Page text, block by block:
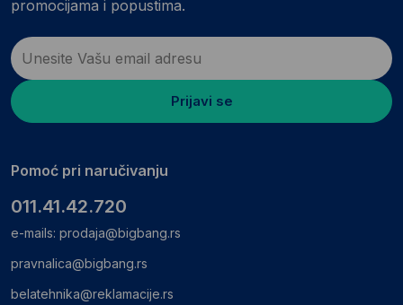
promocijama i popustima.
Prijavi se
Pomoć pri naručivanju
011.41.42.720
e-mails: prodaja@bigbang.rs
pravnalica@bigbang.rs
belatehnika@reklamacije.rs